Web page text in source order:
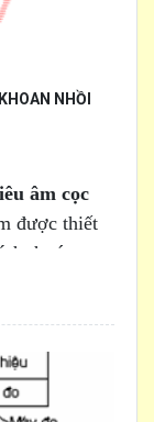
NHỒI
âm cọc
được thiết
thước